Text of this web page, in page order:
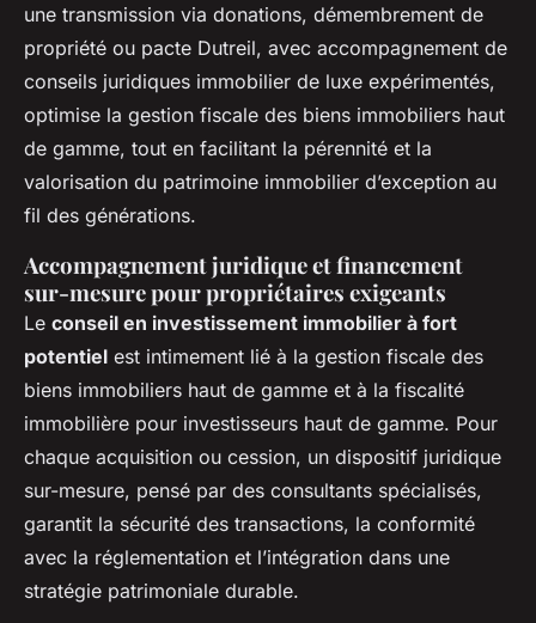
une transmission via donations, démembrement de
propriété ou pacte Dutreil, avec accompagnement de
conseils juridiques immobilier de luxe expérimentés,
optimise la gestion fiscale des biens immobiliers haut
de gamme, tout en facilitant la pérennité et la
valorisation du patrimoine immobilier d’exception au
fil des générations.
Accompagnement juridique et financement
sur-mesure pour propriétaires exigeants
Le conseil en investissement immobilier à fort
potentiel est intimement lié à la gestion fiscale des
biens immobiliers haut de gamme et à la fiscalité
immobilière pour investisseurs haut de gamme. Pour
chaque acquisition ou cession, un dispositif juridique
sur-mesure, pensé par des consultants spécialisés,
garantit la sécurité des transactions, la conformité
avec la réglementation et l’intégration dans une
stratégie patrimoniale durable.